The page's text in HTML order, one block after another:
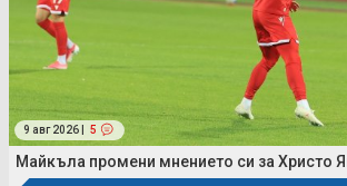
9 авг 2026 | 5
Майкъла промени мнението си за Христо